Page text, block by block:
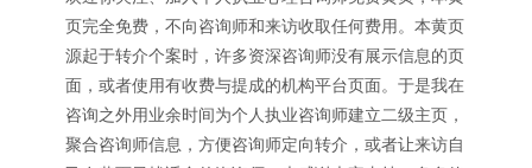
页完全免费，不向咨询师和来访收取任何费用。本黄页
源起于转介个案时，许多资深咨询师没有展示信息的页
面，或者使用有收费与提成的机构平台页面。于是我在
咨询之外用业余时间为个人执业咨询师建立二级主页，
聚合咨询师信息，方便咨询师定向转介，或者让来访自